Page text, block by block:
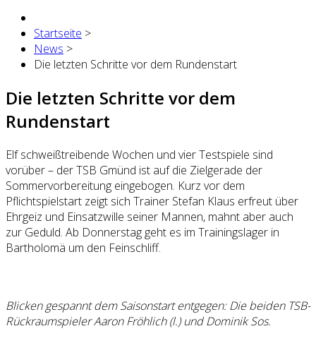
Startseite >
News >
Die letzten Schritte vor dem Rundenstart
Die letzten Schritte vor dem
Rundenstart
Elf schweißtreibende Wochen und vier Testspiele sind
vorüber – der TSB Gmünd ist auf die Zielgerade der
Sommervorbereitung eingebogen. Kurz vor dem
Pflichtspielstart zeigt sich Trainer Stefan Klaus erfreut über
Ehrgeiz und Einsatzwille seiner Mannen, mahnt aber auch
zur Geduld. Ab Donnerstag geht es im Trainingslager in
Bartholomä um den Feinschliff.
Blicken gespannt dem Saisonstart entgegen: Die beiden TSB-
Rückraumspieler Aaron Fröhlich (l.) und Dominik Sos.